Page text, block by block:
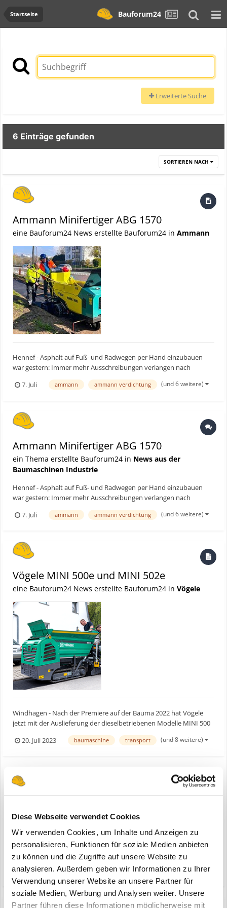
Diese Webseite verwendet Cookies
Wir verwenden Cookies, um Inhalte und Anzeigen zu
personalisieren, Funktionen für soziale Medien anbieten
zu können und die Zugriffe auf unsere Website zu
analysieren. Außerdem geben wir Informationen zu Ihrer
Verwendung unserer Website an unsere Partner für
soziale Medien, Werbung und Analysen weiter. Unsere
Partner führen diese Informationen möglicherweise mit
Startseite Bauforum24
Erweiterte Suche
6 Einträge gefunden
SORTIEREN NACH
Ammann Minifertiger ABG 1570
eine Bauforum24 News erstellte Bauforum24 in Ammann
Hennef - Asphalt auf Fuß- und Radwegen per Hand einzubauen
war gestern: Immer mehr Ausschreibungen verlangen nach
maschinellen Lösungen. Die NetzweltFabrik GmbH aus Chemnitz
zeigt im Glasfasereinbau, wie der Ammann Minifertiger ABG 1570
7. Juli ammann ammann verdichtung (und 6 weitere)
Ammann Minifertiger ABG 1570
ein Thema erstellte Bauforum24 in News aus der
Baumaschinen Industrie
Hennef - Asphalt auf Fuß- und Radwegen per Hand einzubauen
war gestern: Immer mehr Ausschreibungen verlangen nach
zeigt im Glasfasereinbau, wie der Ammann Minifertiger ABG 1570
7. Juli ammann ammann verdichtung (und 6 weitere)
Vögele MINI 500e und MINI 502e
eine Bauforum24 News erstellte Bauforum24 in Vögele
Windhagen - Nach der Premiere auf der Bauma 2022 hat Vögele
jetzt mit der Auslieferung der dieselbetriebenen Modelle MINI 500
und MINI 502 begonnen. Die Kleinstfertiger bieten Einbaubreiten
von 0,25 m bis 1,8 m und eignen sich damit optimal, um selbst
20. Juli 2023 baumaschine transport (und 8 weitere)
ein Thema erstellte Bauforum24 inNews aus der
Windhagen - Nach der Premiere auf der Bauma 2022 hat Vögele
jetzt mit der Auslieferung der dieselbetriebenen Modelle MINI 500
und MINI 502 begonnen. Die Kleinstfertiger bieten Einbaubreiten
von 0,25 m bis 1,8 m und eignen sich damit optimal, um selbst
schmalste Baumaßnahmen maschinell umzusetzen. Di...
20. Juli 2023 baumaschine transport (und 8 weitere)